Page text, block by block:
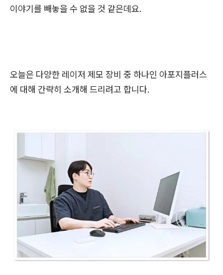
이야기를 빼놓을 수 없을 것 같은데요.
오늘은 다양한 레이저 제모 장비 중 하나인 아포지플러스
에 대해 간략히 소개해 드리려고 합니다.